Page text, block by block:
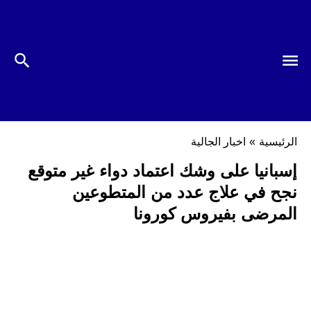
الرئيسية » اخبار الجالية
إسبانيا على وشك اعتماد دواء غير متوقع
نجح في علاج عدد من المتطوعين
المرضى بفيروس كورونا